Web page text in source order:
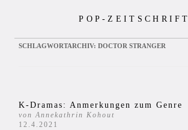
POP-ZEITSCHRIFT
SCHLAGWORTARCHIV: DOCTOR STRANGER
K-Dramas: Anmerkungen zum Genre
von Annekathrin Kohout
12.4.2021